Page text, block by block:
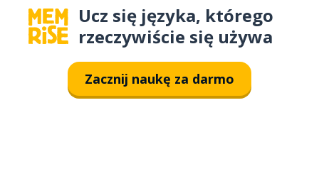
Ucz się języka, którego
rzeczywiście się używa
Zacznij naukę za darmo